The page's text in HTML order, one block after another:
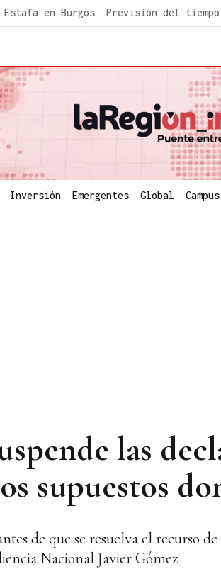
Estafa en Burgos Previsión del tiempo
Inversión Emergentes Global Campus
las
supuestos
de que se resuelva el recurso
Nacional Javier Gómez